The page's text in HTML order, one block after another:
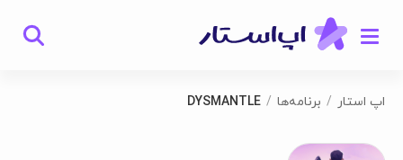
اپ استار برنامه‌ها DYSMANTLE